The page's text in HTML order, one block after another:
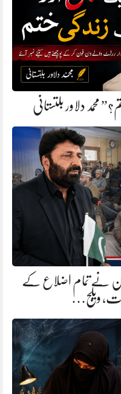
محمد دلاور بلتستانی
نے تمام اضلاع کے
ویلج…